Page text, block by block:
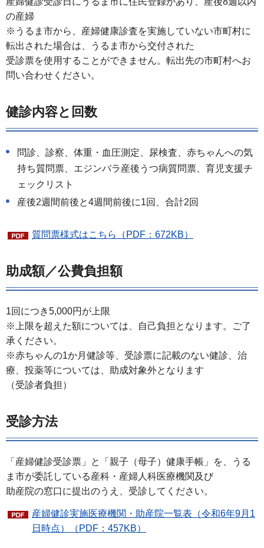
の産婦
※うるま市から、産婦健康診査を実施していない市町村に
転出された場合は、うるま市から交付された
受診票を使用することができません。転出先の市町村へお
問い合わせください。
健診内容と回数
問診、診察、体重・血圧測定、尿検査、赤ちゃんへの気
持ち質問票、エジンバラ産後うつ病質問票、育児支援チ
ェックリスト
産後2週間前後と4週間前後に1回、合計2回
質問票様式はこちら（PDF：672KB）
助成額／公費負担額
1回につき5,000円が上限
※上限を超えた額については、自己負担となります。ご了
承ください。
※赤ちゃんの1か月健診等、受診票に記載のない健診、治
療、投薬等については、助成対象外となります
（受診者負担）
受診方法
「産婦健診受診票」と「親子（母子）健康手帳」を、うる
ま市が委託している産科・産婦人科医療機関及び
助産院の窓口に提出のうえ、受診してください。
産婦健診実施医療機関・助産院一覧表（令和6年9月1
日時点）（PDF：457KB）